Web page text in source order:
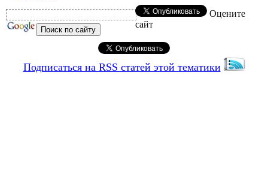
Оцените
сайт
Подписаться на RSS статей этой тематики